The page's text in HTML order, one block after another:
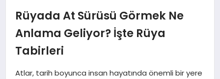
FINANS
Rüyada At Sürüsü Görmek Ne
Anlama Geliyor? İşte Rüya
Tabirleri
Atlar, tarih boyunca insan hayatında önemli bir yere